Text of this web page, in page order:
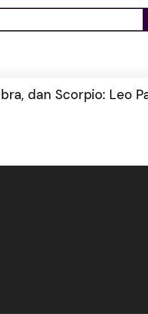
dan Scorpio: Leo